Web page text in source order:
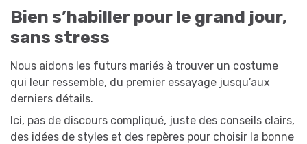
Bien s’habiller pour le grand jour,
sans stress
Nous aidons les futurs mariés à trouver un costume
qui leur ressemble, du premier essayage jusqu’aux
derniers détails.
Ici, pas de discours compliqué, juste des conseils clairs,
des idées de styles et des repères pour choisir la bonne